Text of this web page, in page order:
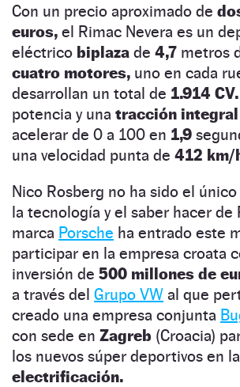
Con un precio aproximado de
euros, el Rimac Nevera es un
eléctrico biplaza de 4,7 metros
cuatro motores, uno en cada
desarrollan un total de 1.914 CV.
potencia y una tracción integral
acelerar de 0 a 100 en 1,9
una velocidad punta de 412 km/
Nico Rosberg no ha sido el único
la tecnología y el saber hacer de
marca Porsche ha entrado este
participar en la empresa croata
inversión de 500 millones de
a través del Grupo VW al que
creado una empresa conjunta
con sede en Zagreb (Croacia)
los nuevos súper deportivos en
electrificación.